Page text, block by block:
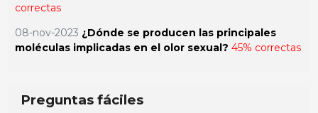
correctas
08-nov-2023 ¿Dónde se producen las principales
moléculas implicadas en el olor sexual? 45% correctas
Preguntas fáciles